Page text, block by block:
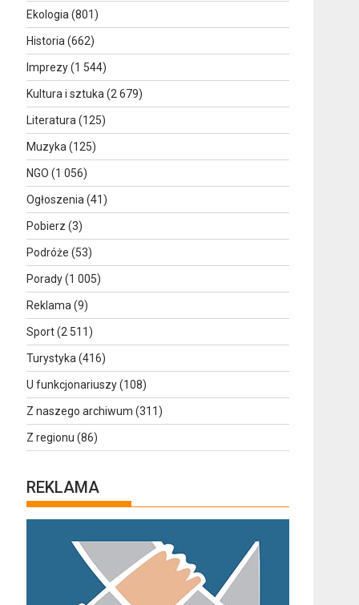
Ekologia (801)
Historia (662)
Imprezy(1 544)
Kultura i sztuka (2 679)
Literatura (125)
Muzyka (125)
NGO (1 056)
Ogłoszenia (41)
Pobierz (3)
Podróże (53)
Porady(1 005)
Reklama (9)
Sport(2 511)
Turystyka (416)
U funkcjonariuszy(108)
Z naszego archiwum (311)
Z regionu (86)
REKLAMA